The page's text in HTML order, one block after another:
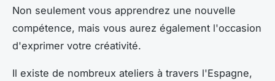
Non seulement vous apprendrez une nouvelle
compétence, mais vous aurez également l'occasion
d'exprimer votre créativité.
Il existe de nombreux ateliers à travers l'Espagne,